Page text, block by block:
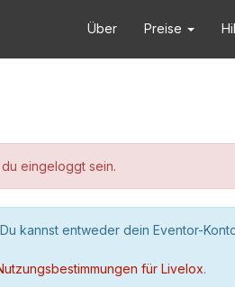
Über Preise
eingeloggt sein.
kannst entweder dein Eventor-
für Livelox.